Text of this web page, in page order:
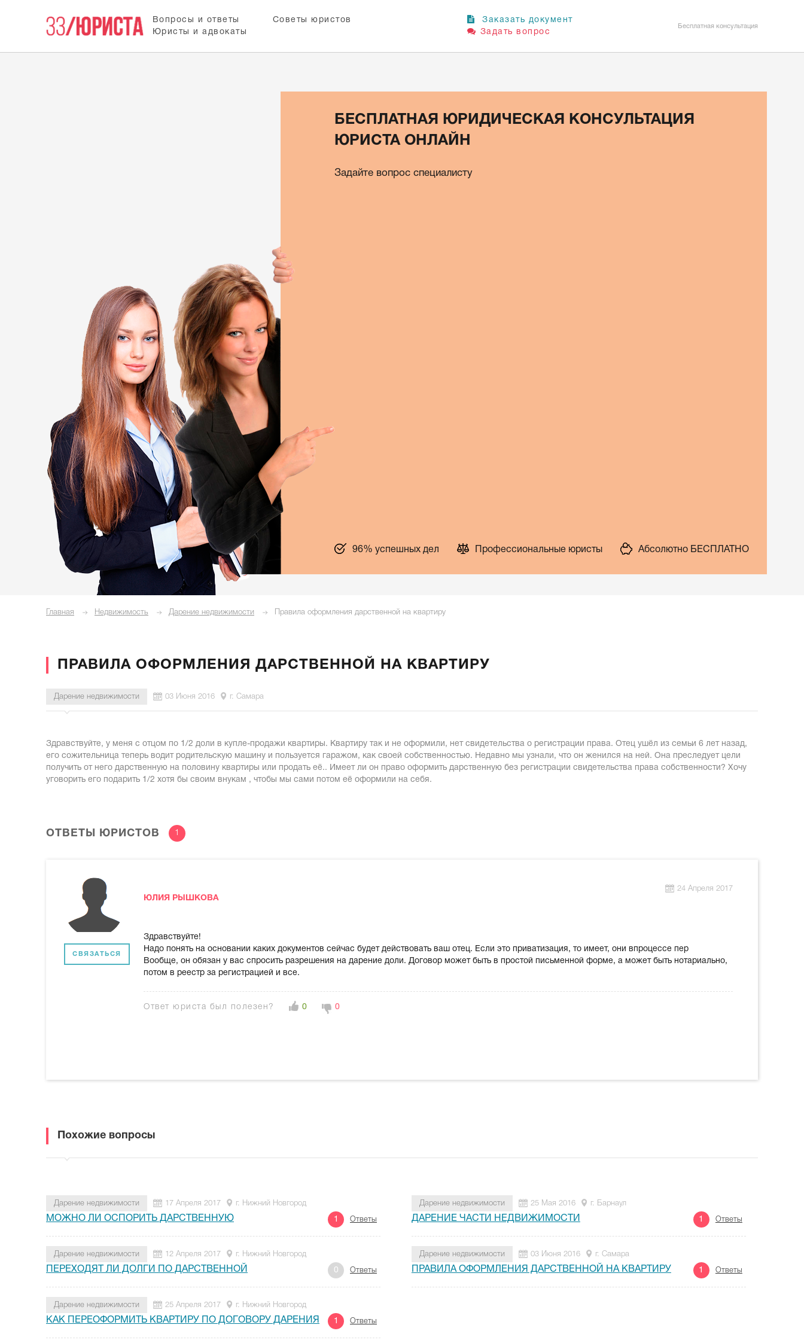
Вопросы и ответы
Советы юристов
Юристы и адвокаты
Заказать документ
Задать вопрос
Бесплатная консультация
БЕСПЛАТНАЯ ЮРИДИЧЕСКАЯ КОНСУЛЬТАЦИЯ
ЮРИСТА ОНЛАЙН
Задайте вопрос специалисту
96% успешных дел Профессиональные юристы Абсолютно БЕСПЛАТНО
Главная Недвижимость Дарение недвижимости Правила оформления дарственной на квартиру
ПРАВИЛА ОФОРМЛЕНИЯ ДАРСТВЕННОЙ НА КВАРТИРУ
Дарение недвижимости 03 Июня 2016 г. Самара
Здравствуйте, у меня с отцом по 1/2 доли в купле-продажи квартиры. Квартиру так и не оформили, нет свидетельства о регистрации права. Отец ушёл из семьи 6 лет назад,
его сожительница теперь водит родительскую машину и пользуется гаражом, как своей собственностью. Недавно мы узнали, что он женился на ней. Она преследует цели
получить от него дарственную на половину квартиры или продать её.. Имеет ли он право оформить дарственную без регистрации свидетельства права собственности? Хочу
уговорить его подарить 1/2 хотя бы своим внукам , чтобы мы сами потом её оформили на себя.
ОТВЕТЫ ЮРИСТОВ 1
СВЯЗАТЬСЯ
ЮЛИЯ РЫШКОВА
24 Апреля 2017
Здравствуйте!
Надо понять на основании каких документов сейчас будет действовать ваш отец. Если это приватизация, то имеет, они впроцессе пер
Вообще, он обязан у вас спросить разрешения на дарение доли. Договор может быть в простой письменной форме, а может быть нотариально,
потом в реестр за регистрацией и все.
Ответ юриста был полезен? 0 0
Похожие вопросы
Дарение недвижимости 17 Апреля 2017 г. Нижний Новгород
МОЖНО ЛИ ОСПОРИТЬ ДАРСТВЕННУЮ 1 Ответы
Дарение недвижимости 25 Мая 2016 г. Барнаул
ДАРЕНИЕ ЧАСТИ НЕДВИЖИМОСТИ 1 Ответы
Дарение недвижимости 12 Апреля 2017 г. Нижний Новгород
ПЕРЕХОДЯТ ЛИ ДОЛГИ ПО ДАРСТВЕННОЙ 0 Ответы
Дарение недвижимости 03 Июня 2016 г. Самара
ПРАВИЛА ОФОРМЛЕНИЯ ДАРСТВЕННОЙ НА КВАРТИРУ 1 Ответы
Дарение недвижимости 25 Апреля 2017 г. Нижний Новгород
КАК ПЕРЕОФОРМИТЬ КВАРТИРУ ПО ДОГОВОРУ ДАРЕНИЯ 1 Ответы